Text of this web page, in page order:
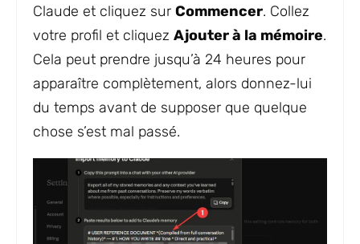
Claude et cliquez sur Commencer. Collez
votre profil et cliquez Ajouter à la mémoire.
Cela peut prendre jusqu’à 24 heures pour
apparaître complètement, alors donnez-lui
du temps avant de supposer que quelque
chose s’est mal passé.